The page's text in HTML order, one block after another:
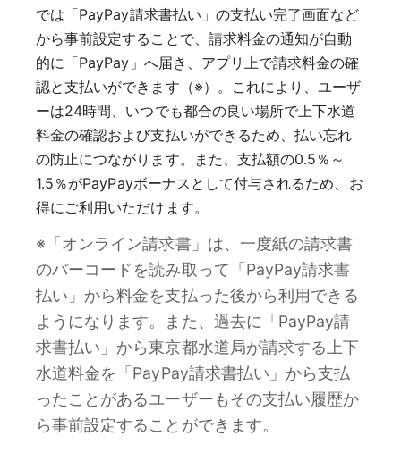
では「PayPay請求書払い」の支払い完了画面など
から事前設定することで、請求料金の通知が自動
的に「PayPay」へ届き、アプリ上で請求料金の確
認と支払いができます（※）。これにより、ユーザ
ーは24時間、いつでも都合の良い場所で上下水道
料金の確認および支払いができるため、払い忘れ
の防止につながります。また、支払額の0.5％～
1.5％がPayPayボーナスとして付与されるため、お
得にご利用いただけます。
※「オンライン請求書」は、一度紙の請求書
のバーコードを読み取って「PayPay請求書
払い」から料金を支払った後から利用できる
ようになります。また、過去に「PayPay請
求書払い」から東京都水道局が請求する上下
水道料金を「PayPay請求書払い」から支払
ったことがあるユーザーもその支払い履歴か
ら事前設定することができます。